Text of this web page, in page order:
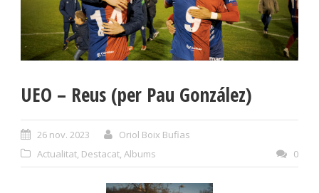
UEO – Reus (per Pau González)
26 nov. 2023
Oriol Boix Bufias
Actualitat, Destacat, Albums 0